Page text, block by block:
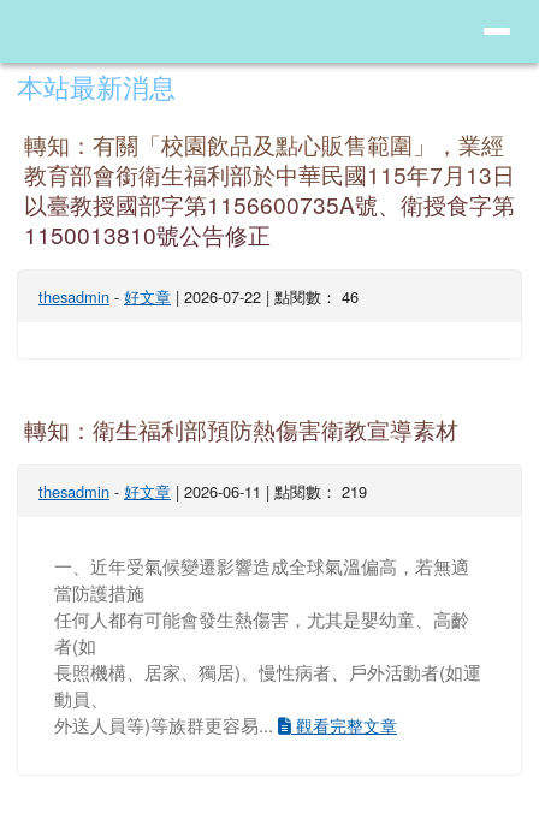
上中區域內容
本站最新消息
轉知：有關「校園飲品及點心販售範圍」，業經
教育部會銜衛生福利部於中華民國115年7月13日
以臺教授國部字第1156600735A號、衛授食字第
1150013810號公告修正
thesadmin - 好文章 | 2026-07-22 | 點閱數： 46
轉知：衛生福利部預防熱傷害衛教宣導素材
thesadmin - 好文章 | 2026-06-11 | 點閱數： 219
一、近年受氣候變遷影響造成全球氣溫偏高，若無適
當防護措施
任何人都有可能會發生熱傷害，尤其是嬰幼童、高齡
者(如
長照機構、居家、獨居)、慢性病者、戶外活動者(如運
動員、
外送人員等)等族群更容易...
觀看完整文章
頁尾區域